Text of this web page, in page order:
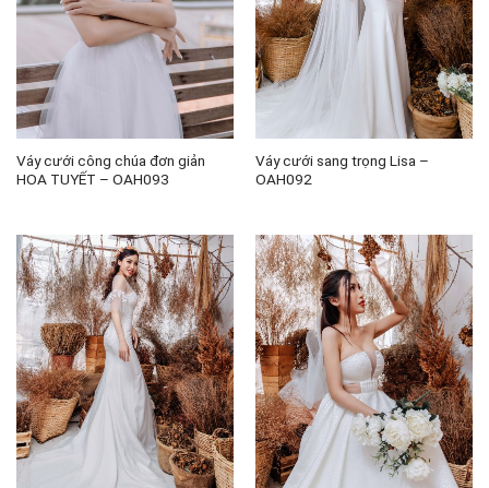
Váy cưới công chúa đơn giản
HOA TUYẾT – OAH093
Váy cưới sang trọng Lisa –
OAH092